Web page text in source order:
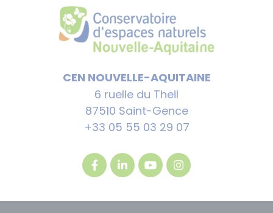
CEN NOUVELLE-AQUITAINE
6 ruelle du Theil
87510 Saint-Gence
+33 05 55 03 29 07